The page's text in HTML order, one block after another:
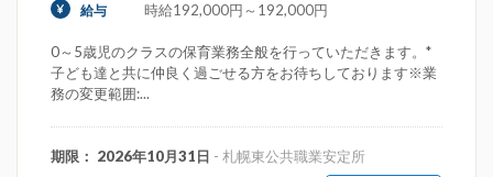
給与 時給192,000円～192,000円
0～5歳児のクラスの保育業務全般を行っていただきます。*
子ども達と共に仲良く過ごせる方をお待ちしております※業
務の変更範囲:...
期限： 2026年10月31日 - 札幌東公共職業安定所